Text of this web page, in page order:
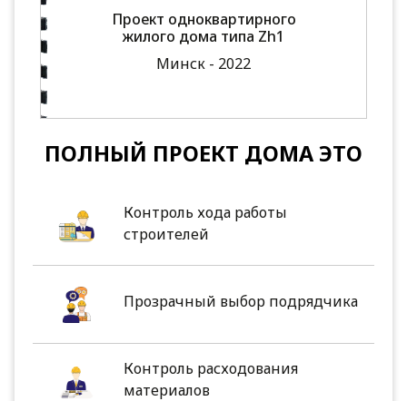
Проект одноквартирного
жилого дома типа Zh1
Минск - 2022
ПОЛНЫЙ ПРОЕКТ ДОМА ЭТО
Контроль хода работы
строителей
Прозрачный выбор подрядчика
Контроль расходования
материалов